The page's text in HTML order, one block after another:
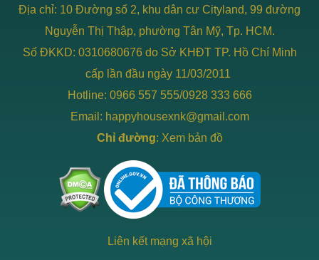
Địa chỉ: 10 Đường số 2, khu dân cư Cityland, 99 đường
Nguyễn Thị Thập, phường Tân Mỹ, Tp. HCM.
Số ĐKKD: 0310680676 do Sở KHĐT TP. Hồ Chí Minh
cấp lần đầu ngày 11/03/2011
Hotline: 0966 557 555/0928 333 666
Email: happyhousexnk@gmail.com
Chỉ đường: Xem bản đồ
Liên kết mạng xã hội